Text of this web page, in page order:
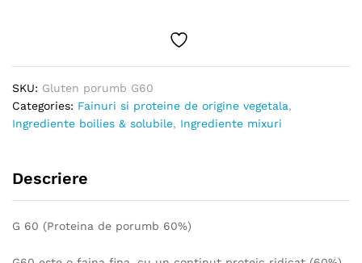
SKU: Gluten porumb G60
Categories: Fainuri si proteine de origine vegetala,
Ingrediente boilies & solubile, Ingrediente mixuri
Descriere
G 60 (Proteina de porumb 60%)